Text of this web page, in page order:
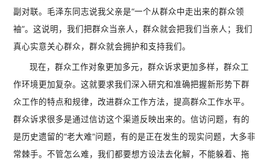
副对联。毛泽东同志说我父亲是“一个从群众中走出来的群众领
袖”。这说明，我们把群众当亲人，群众就会把我们当亲人；我们
真心实意关心群众，群众就会拥护和支持我们。
现在，群众工作对象更加多元，群众诉求更加多样，群众工
作环境更加复杂。这就要求我们深入研究和准确把握新形势下群
众工作的特点和规律，改进群众工作方法，提高群众工作水平。
群众诉求很多是通过信访这个渠道反映出来的。信访问题，有的
是历史遗留的“老大难”问题，有的是正在发生的现实问题，大多非
常棘手。不管怎么难，我们都要想方设法去化解，不能躲着、拖